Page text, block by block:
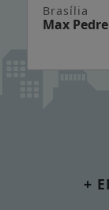
Brasília
Max
+